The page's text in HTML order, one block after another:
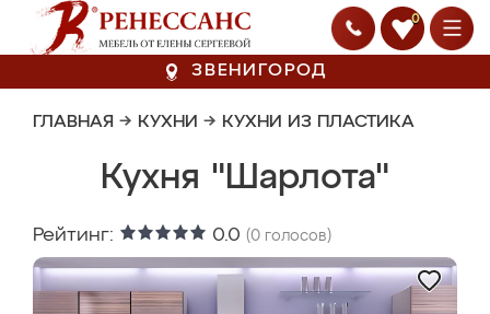
0
ЗВЕНИГОРОД
ГЛАВНАЯ → КУХНИ → КУХНИ ИЗ ПЛАСТИКА
Кухня "Шарлота"
Рейтинг: 0.0 (0 голосов)